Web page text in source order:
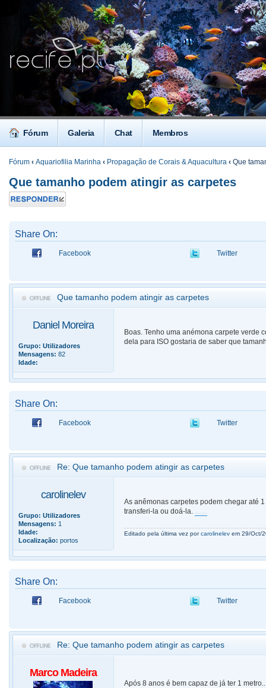
Fórum Galeria Chat Membros
Fórum ‹ Aquariofilia Marinha ‹ Propagação de Corais & Aquacultura ‹ Que
Que tamanho podem atingir as carpetes
Responder
Share On:
Facebook Twitter
Que tamanho podem atingir as carpetes
Daniel Moreira
Grupo: Utilizadores
Mensagens: 82
Idade:
Boas. Tenho uma anémona carpete verde
dela para ISO gostaria de saber que
Share On:
Facebook Twitter
Re: Que tamanho podem atingir as carpetes
carolinelev
Grupo: Utilizadores
Mensagens: 1
Idade:
Localização: portos
As anêmonas carpetes podem chegar até
transferi-la ou doá-la.
Editado pela última vez porcarolinelev em 29/Oct/
Share On:
Facebook Twitter
Re: Que tamanho podem atingir as carpetes
Marco Madeira
Após 8 anos é bem capaz de já ter 1